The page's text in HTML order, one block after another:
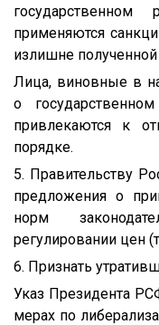
государственном
применяются
излишне
Лица, виновные в
о
привлекаются к
порядке.
5. Правительству
предложения о
норм
регулировании цен
6. Признать
Указ Президента
мерах по